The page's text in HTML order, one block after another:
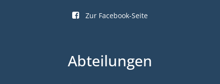
Zur Facebook-Seite
Abteilungen